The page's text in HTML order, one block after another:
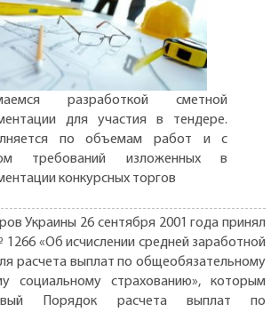
разработкой сметной
для участия в тендере.
по объемам работ и с
требований изложенных в
конкурсных торгов
Украины 26 сентября 2001 года принял
«Об исчислении средней заработной
расчета выплат по общеобязательному
социальному страхованию», которым
Порядок расчета выплат по